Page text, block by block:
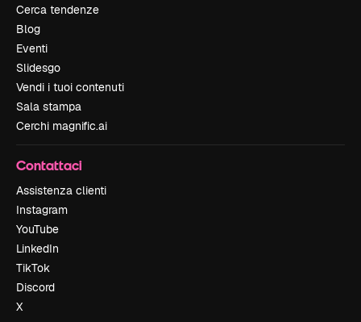
Cerca tendenze
Blog
Eventi
Slidesgo
Vendi i tuoi contenuti
Sala stampa
Cerchi magnific.ai
Contattaci
Assistenza clienti
Instagram
YouTube
LinkedIn
TikTok
Discord
X